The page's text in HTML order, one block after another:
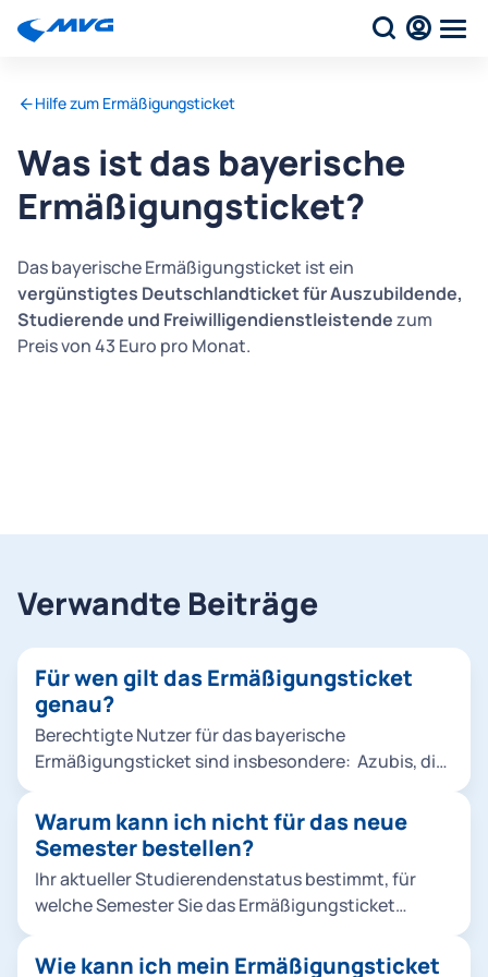
Hilfe zum Ermäßigungsticket
Was ist das bayerische
Ermäßigungsticket?
Das bayerische Ermäßigungsticket ist ein
vergünstigtes Deutschlandticket für Auszubildende,
Studierende und Freiwilligendienstleistendezum
Preis von 43 Euro pro Monat.
Verwandte Beiträge
Für wen gilt das Ermäßigungsticket
genau?
Berechtigte Nutzer für das bayerische
Ermäßigungsticket sind insbesondere: Azubis, die
Hauptwohnsitz in Bayern haben Studierende mit
Studienort in Bayern, unabhängig vom Wohnsitz
Hauptwohnsitz in Bayern liegt
Beamtenanwärter*innen mit Dienstort in Bayern
finden Sie unter Bahnland Bayern. Das
Warum kann ich nicht für das neue
Semester bestellen?
Ihr aktueller Studierendenstatus bestimmt, für
welche Semester Sie das Ermäßigungsticket
synchronisierten Semester werden Ihnen in der
Wie kann ich mein Ermäßigungsticket